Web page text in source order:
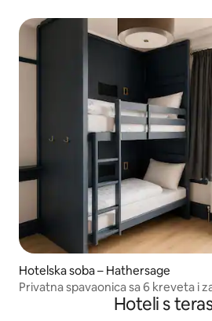
Hotelska soba – Hathersage
Privatna spavaonica sa 6 kreveta i
Hoteli s